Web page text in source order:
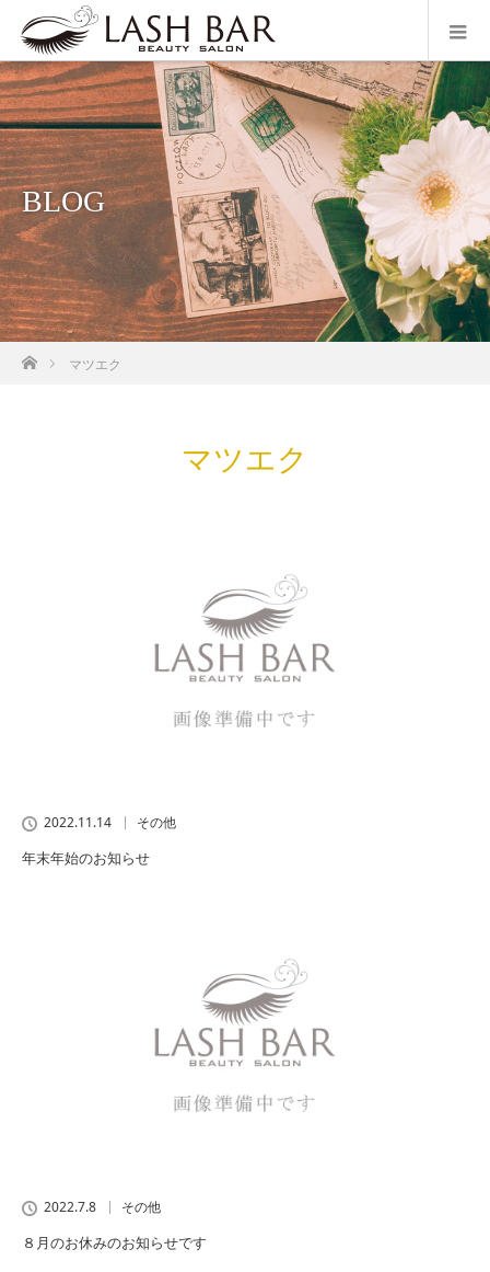
BLOG
ホーム マツエク
マツエク
2022.11.14 その他
年末年始のお知らせ
2022.7.8 その他
８月のお休みのお知らせです